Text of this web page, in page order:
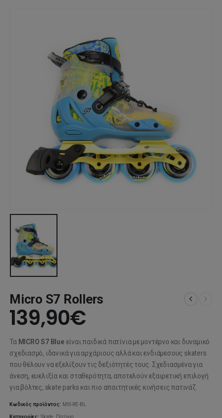
Micro S7 Rollers
139,90€
Τα MICRO S7 Blueείναι παιδικά πατίνια με μοντέρνο και δυναμικό
σχεδιασμό, ιδανικά για αρχάριους αλλά και ενδιάμεσους skaters
που θέλουν να εξελίξουν τις δεξιότητές τους. Σχεδιασμένα για
άνεση, ευελιξία και σταθερότητα, αποτελούν εξαιρετική επιλογή
για βόλτες, skate parks και πιο απαιτητικές κινήσεις πατινάζ.
Κωδικός προϊόντος: MIS-RE-BL
Κατηγορίες:Skate, Πατίνια